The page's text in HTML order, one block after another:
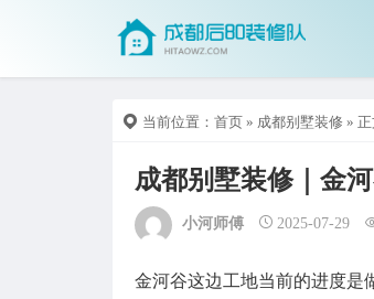
当前位置： 首页 » 成都别墅装修 » 正
成都别墅装修｜金
小河师傅 2025-07-29
金河谷这边工地当前的进度是